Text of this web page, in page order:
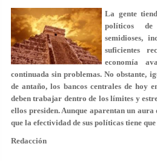
La gente
políticos de
semidioses,
suficientes
economía
continuada sin problemas. No obstante,
de antaño, los bancos centrales de hoy
deben trabajar dentro de los límites y
ellos presiden. Aunque aparentan un
que la efectividad de sus políticas tiene
Redacción